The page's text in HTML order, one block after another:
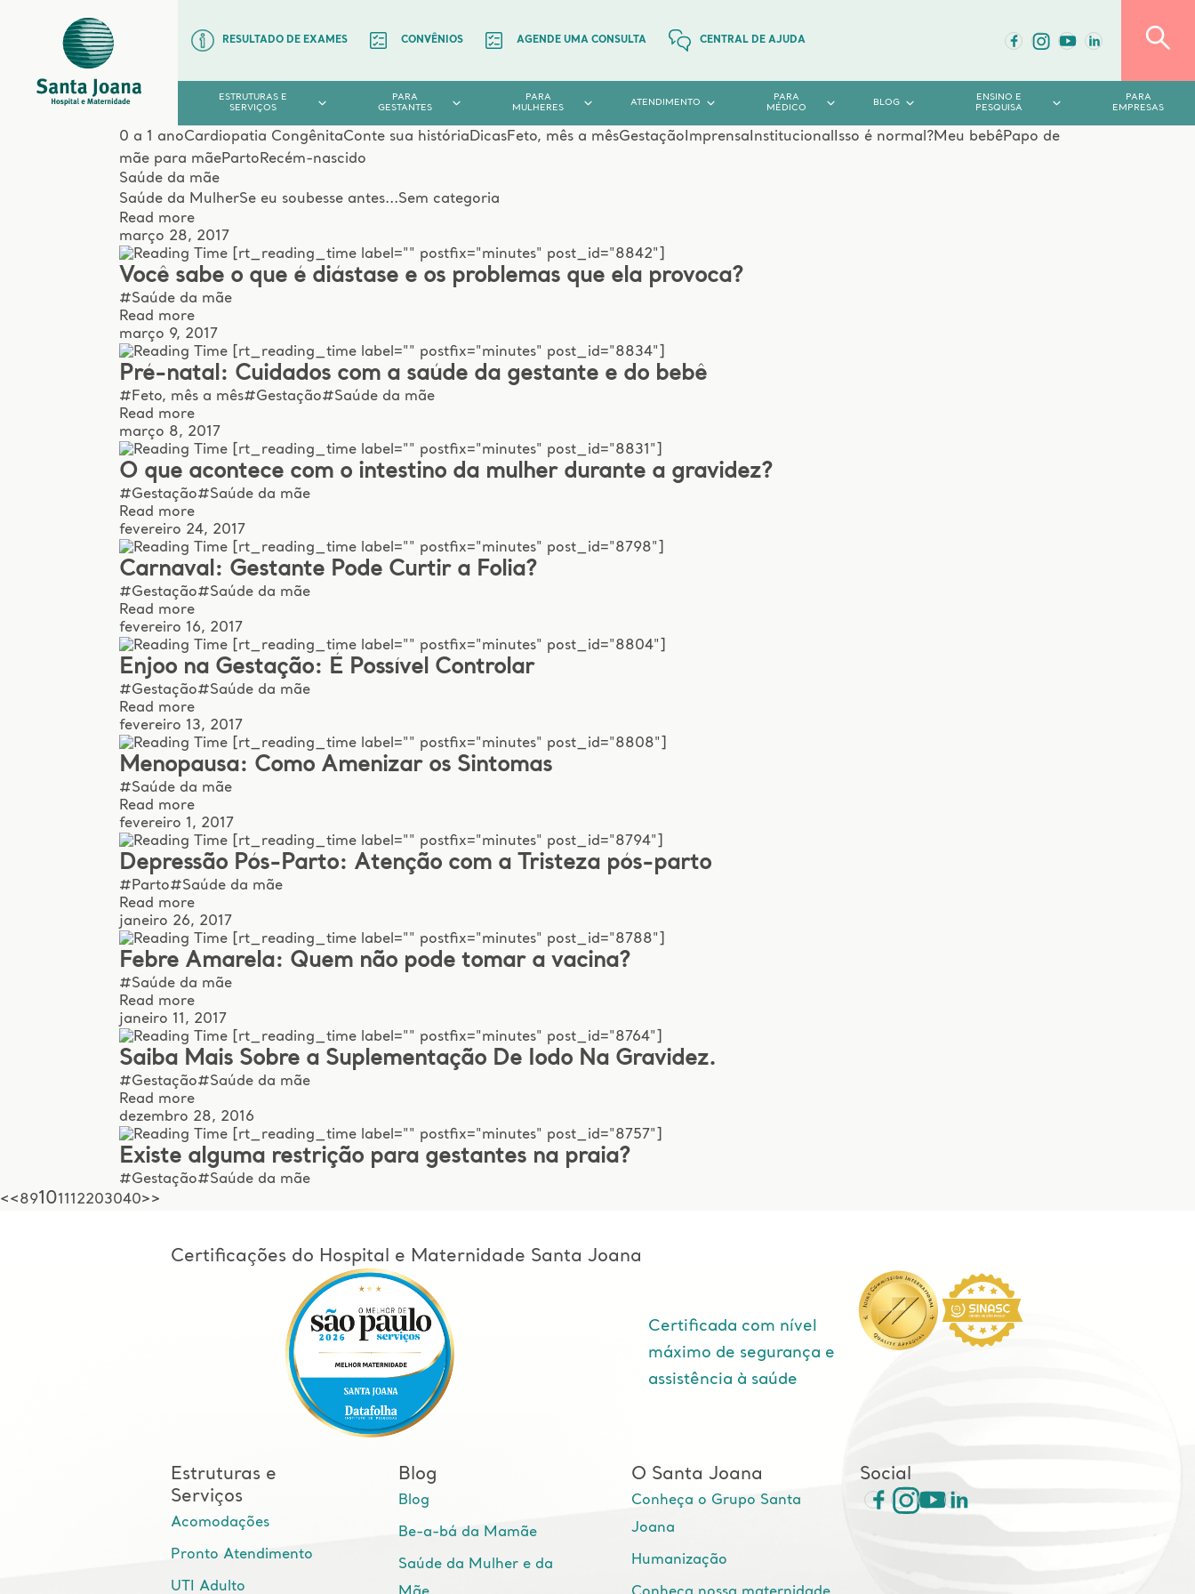
RESULTADO DE EXAMES CONVÊNIOS AGENDE UMA CONSULTA CENTRAL DE AJUDA
ESTRUTURAS E
SERVIÇOS
PARA
GESTANTES
PARA
MULHERES
ATENDIMENTO
PARA
MÉDICO
BLOG
ENSINO E
PESQUISA
PARA
EMPRESAS
0 a 1 anoCardiopatia CongênitaConte sua história DicasFeto, mês a mêsGestação Imprensa Institucional Isso é normal?Meu bebêPapo de
mãe para mãeParto Recém-nascido
Saúde da mãe
Saúde da MulherSe eu soubesse antes...Sem categoria
Read more
março 28, 2017
[rt_reading_time label="" postfix="minutes" post_id="8842"]
Você sabe o que é diástase e os problemas que ela provoca?
#Saúde da mãe
Read more
março 9, 2017
[rt_reading_time label="" postfix="minutes" post_id="8834"]
Pré-natal: Cuidados com a saúde da gestante e do bebê
#Feto, mês a mês#Gestação#Saúde da mãe
Read more
março 8, 2017
[rt_reading_time label="" postfix="minutes" post_id="8831"]
O que acontece com o intestino da mulher durante a gravidez?
#Gestação#Saúde da mãe
Read more
fevereiro 24, 2017
[rt_reading_time label="" postfix="minutes" post_id="8798"]
Carnaval: Gestante Pode Curtir a Folia?
#Gestação#Saúde da mãe
Read more
fevereiro 16, 2017
[rt_reading_time label="" postfix="minutes" post_id="8804"]
Enjoo na Gestação: É Possível Controlar
#Gestação#Saúde da mãe
Read more
fevereiro 13, 2017
[rt_reading_time label="" postfix="minutes" post_id="8808"]
Menopausa: Como Amenizar os Sintomas
#Saúde da mãe
Read more
fevereiro 1, 2017
[rt_reading_time label="" postfix="minutes" post_id="8794"]
Depressão Pós-Parto: Atenção com a Tristeza pós-parto
#Parto#Saúde da mãe
Read more
janeiro 26, 2017
[rt_reading_time label="" postfix="minutes" post_id="8788"]
Febre Amarela: Quem não pode tomar a vacina?
#Saúde da mãe
Read more
janeiro 11, 2017
[rt_reading_time label="" postfix="minutes" post_id="8764"]
Saiba Mais Sobre a Suplementação De Iodo Na Gravidez.
#Gestação#Saúde da mãe
Read more
dezembro 28, 2016
[rt_reading_time label="" postfix="minutes" post_id="8757"]
Existe alguma restrição para gestantes na praia?
#Gestação#Saúde da mãe
<<891011 12203040>>
Certificações do Hospital e Maternidade Santa Joana
Certificada com nível
máximo de segurança e
assistência à saúde
Estruturas e
Serviços
Acomodações
Pronto Atendimento
UTI Adulto
Blog
Blog
Be-a-bá da Mamãe
Saúde da Mulher e da
O Santa Joana
Conheça o Grupo Santa
Joana
Humanização
Social